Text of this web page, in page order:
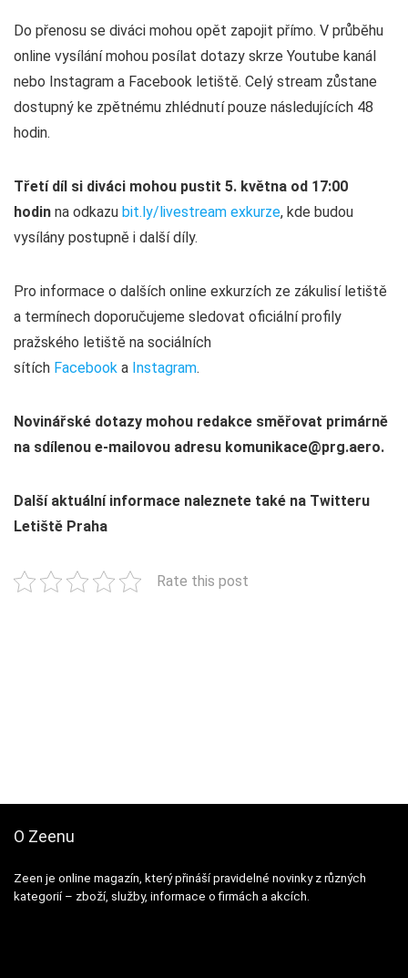
Do přenosu se diváci mohou opět zapojit přímo. V průběhu
online vysílání mohou posílat dotazy skrze Youtube kanál
nebo Instagram a Facebook letiště. Celý stream zůstane
dostupný ke zpětnému zhlédnutí pouze následujících 48
hodin.
Třetí díl si diváci mohou pustit 5. května od 17:00
hodin na odkazu bit.ly/livestream exkurze, kde budou
vysílány postupně i další díly.
Pro informace o dalších online exkurzích ze zákulisí letiště
a termínech doporučujeme sledovat oficiální profily
pražského letiště na sociálních
sítích Facebook a Instagram.
Novinářské dotazy mohou redakce směřovat primárně
na sdílenou e-mailovou adresu komunikace@prg.aero.
Další aktuální informace naleznete také na Twitteru
Letiště Praha
Rate this post
O Zeenu
Zeen je online magazín, který přináší pravidelné novinky z různých
kategorií – zboží, služby, informace o firmách a akcích.